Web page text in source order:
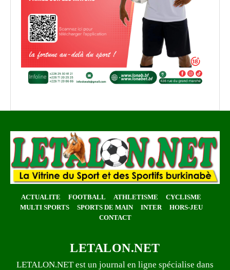
ACTUALITE FOOTBALL ATHLETISME
CYCLISME
MULTI SPORTS
SPORTS DE MAIN INTER
HORS-JEU
CONTACT
LETALON.NET
LETALON.NET est un journal en ligne spécialise dans